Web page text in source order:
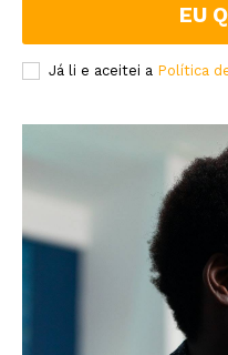
EU
Já li e aceitei a Política